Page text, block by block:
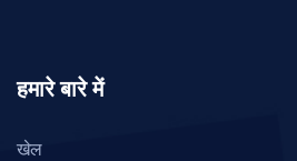
हमारे बारे में
खेल